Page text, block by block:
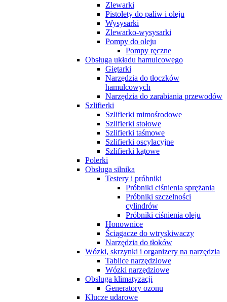
Zlewarki
Pistolety do paliw i oleju
Wysysarki
Zlewarko-wysysarki
Pompy do oleju
Pompy ręczne
Obsługa układu hamulcowego
Giętarki
Narzędzia do tłoczków
hamulcowych
Narzędzia do zarabiania przewodów
Szlifierki
Szlifierki mimośrodowe
Szlifierki stołowe
Szlifierki taśmowe
Szlifierki oscylacyjne
Szlifierki kątowe
Polerki
Obsługa silnika
Testery i próbniki
Próbniki ciśnienia sprężania
Próbniki szczelności
cylindrów
Próbniki ciśnienia oleju
Honownice
Ściągacze do wtryskiwaczy
Narzędzia do tłoków
Wózki, skrzynki i organizery na narzędzia
Tablice narzędziowe
Wózki narzędziowe
Obsługa klimatyzacji
Generatory ozonu
Klucze udarowe